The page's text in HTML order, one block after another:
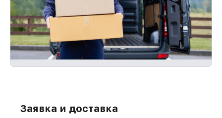
Заявка и доставка